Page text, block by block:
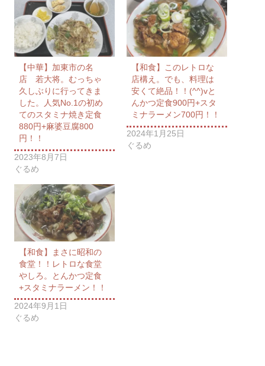
【中華】加東市の名
店 若大将。むっちゃ
久しぶりに行ってきま
した。人気No.1の初め
てのスタミナ焼き定食
880円+麻婆豆腐800
円！！
2023年8月7日
ぐるめ
【和食】このレトロな
店構え。でも、料理は
安くて絶品！！(^^)vと
んかつ定食900円+スタ
ミナラーメン700円！！
2024年1月25日
ぐるめ
【和食】まさに昭和の
食堂！！レトロな食堂
やしろ。とんかつ定食
+スタミナラーメン！！
2024年9月1日
ぐるめ